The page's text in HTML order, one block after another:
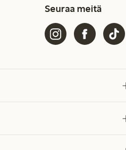
Seuraa meitä